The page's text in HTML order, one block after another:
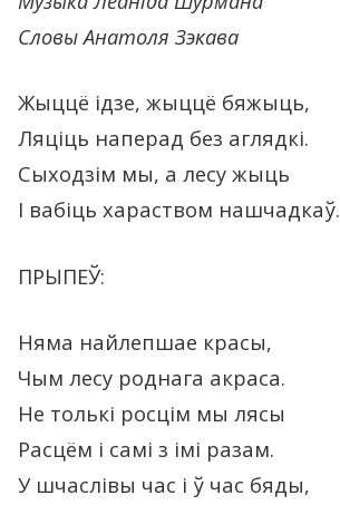
Словы Анатоля Зэкава
Жыццё iдзе, жыццё бяжыць,
Ляцiць наперад без аглядкi.
Сыходзім мы, а лесу жыць
I вабіць хараством нашчадкаў.
ПРЫПЕЎ:
Няма найлепшае красы,
Чым лесу роднага акраса.
Не толькі росцім мы лясы
Расцём і caмi з iмi разам.
У шчаслівы час i ў час бяды,